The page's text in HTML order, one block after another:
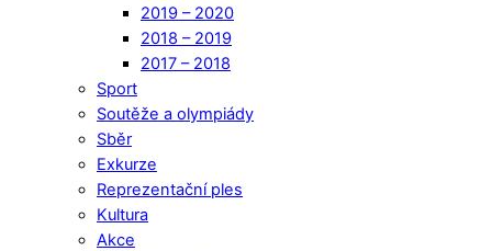
2019 – 2020
2018 – 2019
2017 – 2018
Sport
Soutěže a olympiády
Sběr
Exkurze
Reprezentační ples
Kultura
Akce